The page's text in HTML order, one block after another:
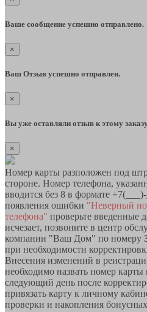
Ваше сообщение успешно отправлено.
×
Ваш Отзыв успешно отправлен.
×
Вы уже оставляли отзыв к этому
×
Номер карты разположен под
стороне. Номер телефона,
вводится без 8 в формате
появления ошибки "Неверный
телефона" проверьте введенные
исчезает, позвоните в центр
компании "Ваш Дом" по номеру
при необходимости
Внесения изменений в
необходимо назвать номер
следующий день после
привязать карту к личному
проверки и накопления